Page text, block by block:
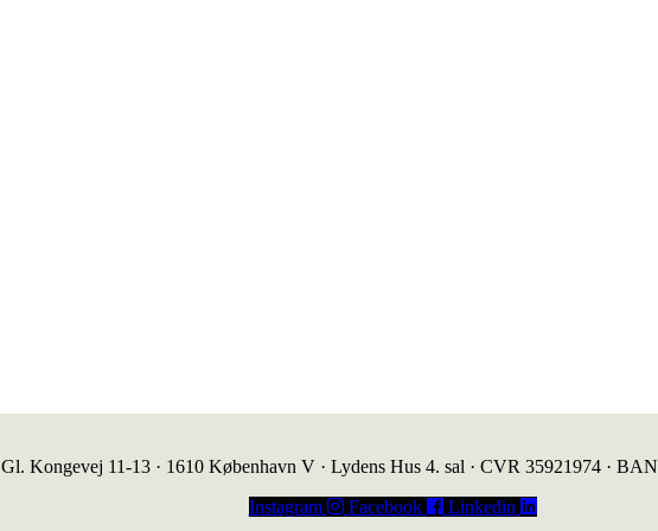
Gl. Kongevej 11-13 · 1610 København V · Lydens Hus 4. sal · CVR 35921974 ·
Instagram
Facebook Linkedin